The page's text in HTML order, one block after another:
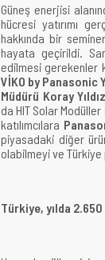
Güneş enerjisi
hücresi yatırımı
hakkında bir
hayata geçirildi.
edilmesi gerekenler
VİKO by Panasonic
Müdürü Koray
da HIT Solar
katılımcılara
piyasadaki diğer
olabilmeyi ve
Türkiye, yılda